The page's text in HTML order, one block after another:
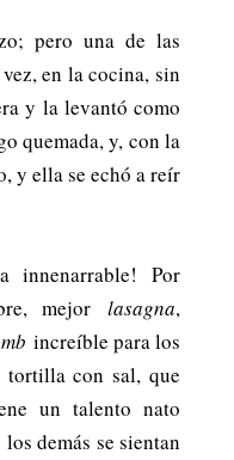
pero una de las
en la cocina, sin
y la levantó como
quemada, y, con la
y ella se echó a reír
innenarrable! Por
mejor lasagna,
increíble para los
con sal, que
un talento nato
demás se sientan